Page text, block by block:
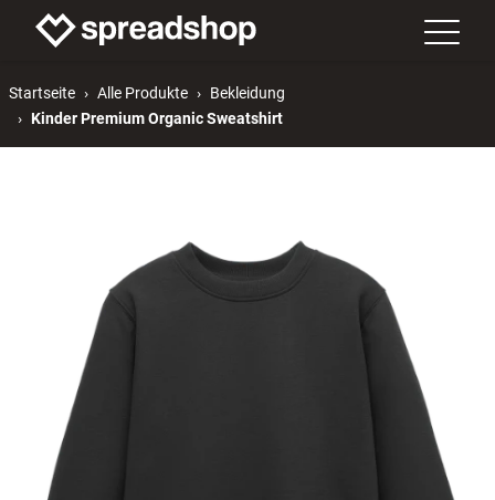
Startseite Alle Produkte
Bekleidung
Kinder Premium Organic Sweatshirt